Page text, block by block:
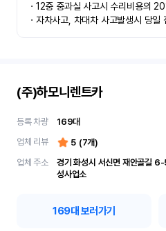
ㆍ12중 중과실 사고시 수리비용의
ㆍ자차사고, 차대차 사고발생시 당
(주)하모니렌트카
등록 차량 169대
업체 리뷰
5 (7개)
업체 주소
경기 화성시 서신면 재안골길 6-5	 HL홀딩스Flee t-ON
성사업소
169대 보러가기